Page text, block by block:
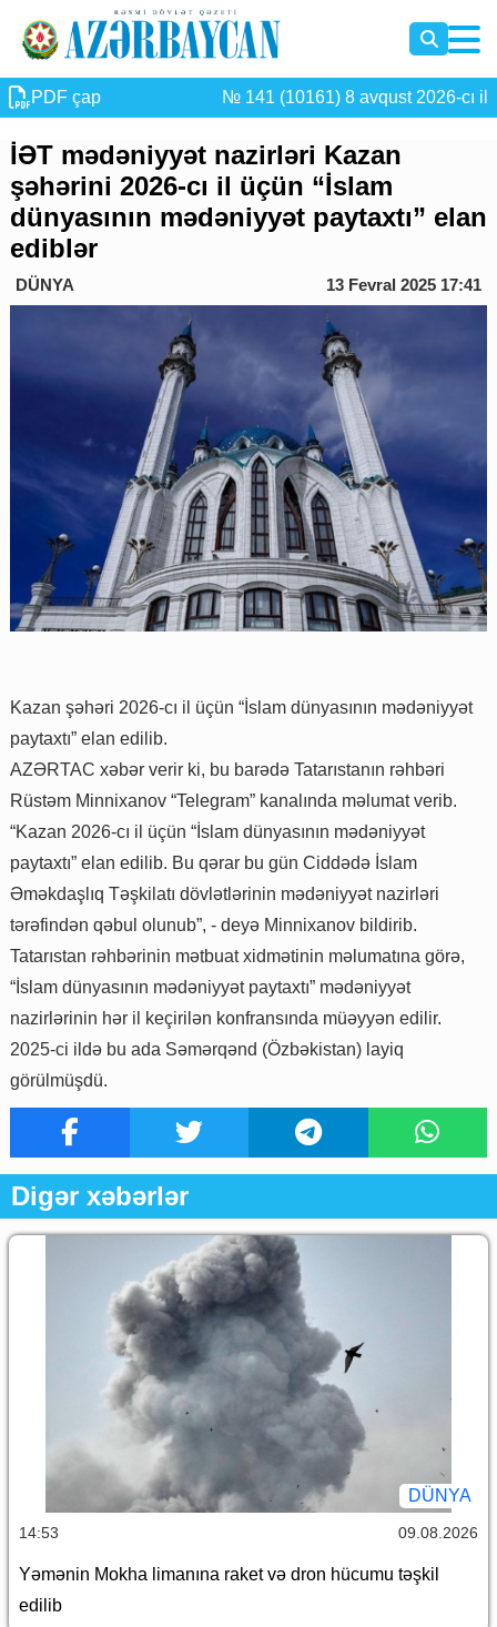
PDF çap № 141 (10161) 8 avqust 2026-cı il
İƏT mədəniyyət nazirləri Kazan
şəhərini 2026-cı il üçün “İslam
dünyasının mədəniyyət paytaxtı” elan
ediblər
DÜNYA 13 Fevral 2025 17:41
Kazan şəhəri 2026-cı il üçün “İslam dünyasının mədəniyyət
paytaxtı” elan edilib.
AZƏRTAC xəbər verir ki, bu barədə Tatarıstanın rəhbəri
Rüstəm Minnixanov “Telegram” kanalında məlumat verib.
“Kazan 2026-cı il üçün “İslam dünyasının mədəniyyət
paytaxtı” elan edilib. Bu qərar bu gün Ciddədə İslam
Əməkdaşlıq Təşkilatı dövlətlərinin mədəniyyət nazirləri
tərəfindən qəbul olunub”, - deyə Minnixanov bildirib.
Tatarıstan rəhbərinin mətbuat xidmətinin məlumatına görə,
“İslam dünyasının mədəniyyət paytaxtı” mədəniyyət
nazirlərinin hər il keçirilən konfransında müəyyən edilir.
2025-ci ildə bu ada Səmərqənd (Özbəkistan) layiq
görülmüşdü.
Digər xəbərlər
DÜNYA
14:53 09.08.2026
Yəmənin Mokha limanına raket və dron hücumu təşkil
edilib